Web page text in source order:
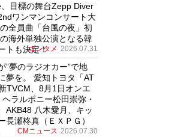
目標の舞台Zepp Diver
ワンマンコンサート大
全員曲「台風の夜」初
海外単独公演となる韓
トも決定！
エンタメ 2026.07.31
”夢のラジオカー”で地
夢を。 愛知トヨタ「AT
TVCM、8月1日オンエ
ラルボニー松田崇弥・
AKB48 八木愛月、キッ
長瀬柊真（ＥＸＰＧ）
CMニュース 2026.07.30